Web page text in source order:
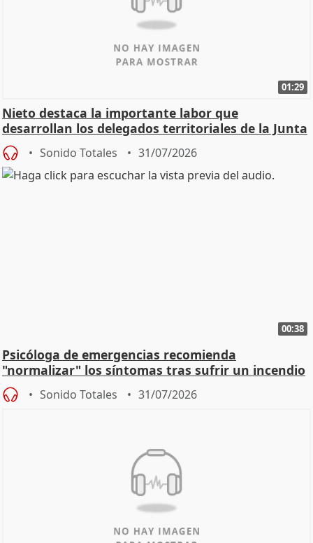
01:29
Nieto destaca la importante labor que
desarrollan los delegados territoriales de la Junta
Sonido Totales 31/07/2026
00:38
Psicóloga de emergencias recomienda
"normalizar" los síntomas tras sufrir un incendio
Sonido Totales 31/07/2026